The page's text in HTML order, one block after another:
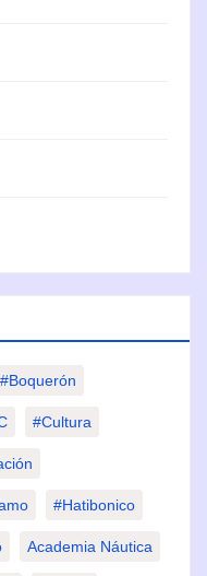
#Boquerón
#Cultura
#Hatibonico
Academia Náutica